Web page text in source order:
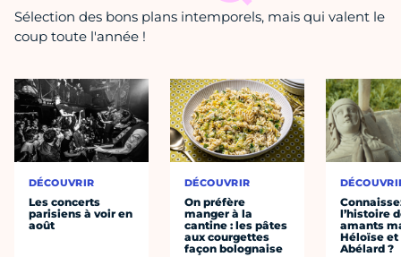
Sélection des bons plans intemporels, mais qui valent le
coup toute l'année !
DÉCOUVRIR
Les concerts
parisiens à voir en
août
DÉCOUVRIR
On préfère
manger à la
cantine : les pâtes
aux courgettes
façon bolognaise
l’histoire
amants
Héloïse et
Abélard ?